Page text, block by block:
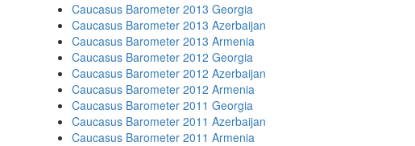
Caucasus Barometer 2013 Georgia
Caucasus Barometer 2013 Azerbaijan
Caucasus Barometer 2013 Armenia
Caucasus Barometer 2012 Georgia
Caucasus Barometer 2012 Azerbaijan
Caucasus Barometer 2012 Armenia
Caucasus Barometer 2011 Georgia
Caucasus Barometer 2011 Azerbaijan
Caucasus Barometer 2011 Armenia